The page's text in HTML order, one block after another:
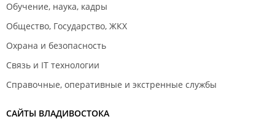
Обучение, наука, кадры
Общество, Государство, ЖКХ
Охрана и безопасность
Связь и IT технологии
Справочные, оперативные и экстренные службы
САЙТЫ ВЛАДИВОСТОКА